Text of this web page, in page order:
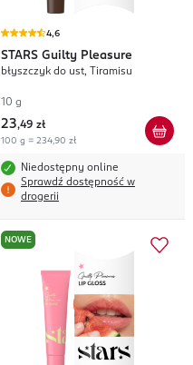
4,6
STARS Guilty Pleasure
błyszczyk do ust, Tiramisu
10 g
23,49 zł
100 g = 234,90 zł
Niedostępny online
Sprawdź dostępność w
drogerii
NOWE